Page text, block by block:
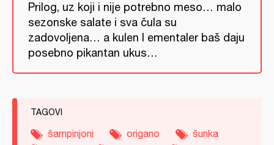
Prilog, uz koji i nije potrebno meso… malo
sezonske salate i sva čula su
zadovoljena… a kulen I ementaler baš daju
posebno pikantan ukus…
TAGOVI
šampinjoni origano
šunka